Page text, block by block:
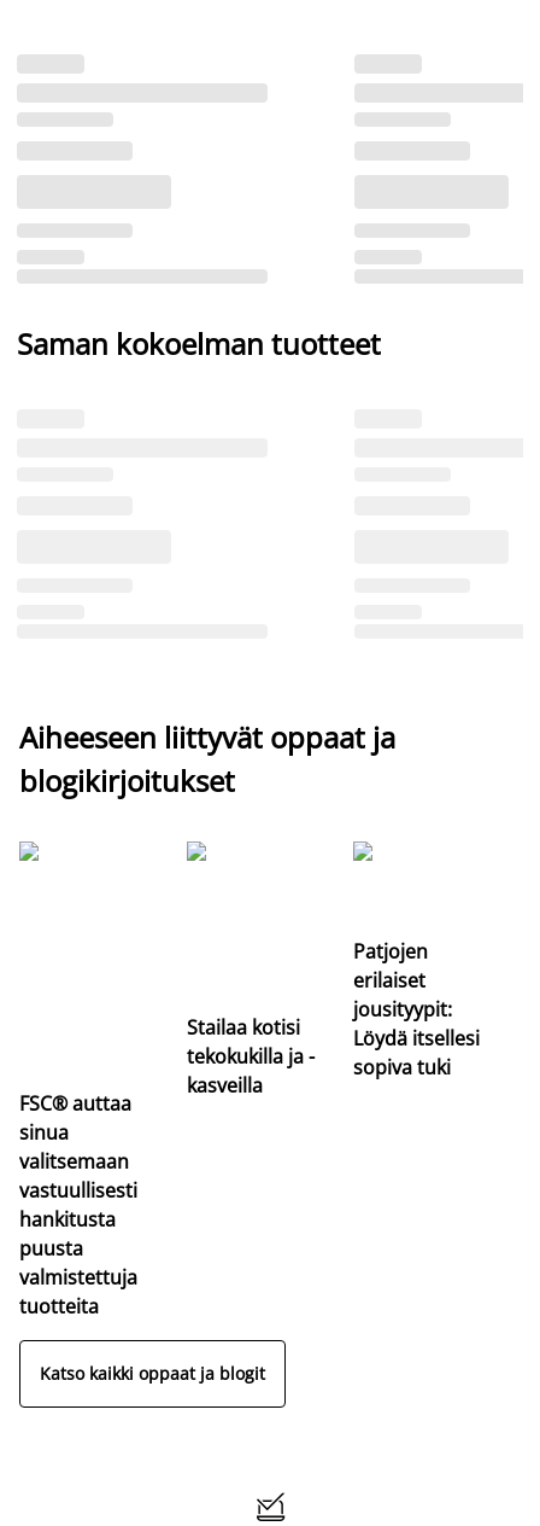
Saman kokoelman tuotteet
Aiheeseen liittyvät oppaat ja
blogikirjoitukset
FSC® auttaa
sinua
valitsemaan
vastuullisesti
hankitusta
puusta
valmistettuja
tuotteita
Stailaa kotisi
tekokukilla ja -
kasveilla
Patjojen
erilaiset
jousityypit:
Löydä itsellesi
sopiva tuki
Katso kaikki oppaat ja blogit
